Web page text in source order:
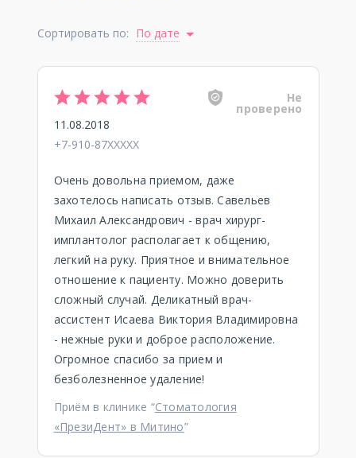
Сортировать по: По дате
Не
проверено
11.08.2018
+7-910-87XXXXX
Очень довольна приемом, даже
захотелось написать отзыв. Савельев
Михаил Александрович - врач хирург-
имплантолог располагает к общению,
легкий на руку. Приятное и внимательное
отношение к пациенту. Можно доверить
сложный случай. Деликатный врач-
ассистент Исаева Виктория Владимировна
- нежные руки и доброе расположение.
Огромное спасибо за прием и
безболезненное удаление!
Приём в клинике “Стоматология
«ПрезиДент» в Митино”